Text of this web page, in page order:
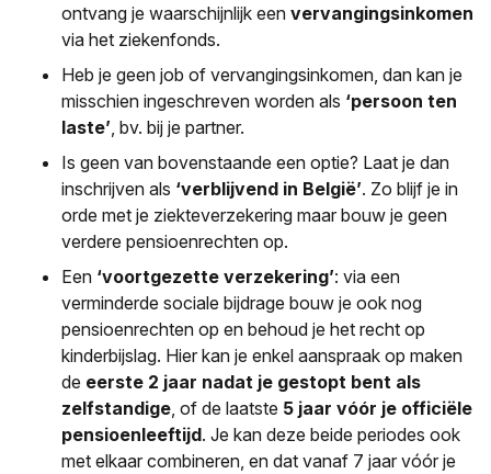
ontvang je waarschijnlijk een vervangingsinkomen
via het ziekenfonds.
Heb je geen job of vervangingsinkomen, dan kan je
misschien ingeschreven worden als ‘persoon ten
laste’, bv. bij je partner.
Is geen van bovenstaande een optie? Laat je dan
inschrijven als ‘verblijvend in België’. Zo blijf je in
orde met je ziekteverzekering maar bouw je geen
verdere pensioenrechten op.
Een ‘voortgezette verzekering’: via een
verminderde sociale bijdrage bouw je ook nog
pensioenrechten op en behoud je het recht op
kinderbijslag. Hier kan je enkel aanspraak op maken
de eerste 2 jaar nadat je gestopt bent als
zelfstandige, of de laatste 5 jaar vóór je officiële
pensioenleeftijd. Je kan deze beide periodes ook
met elkaar combineren, en dat vanaf 7 jaar vóór je